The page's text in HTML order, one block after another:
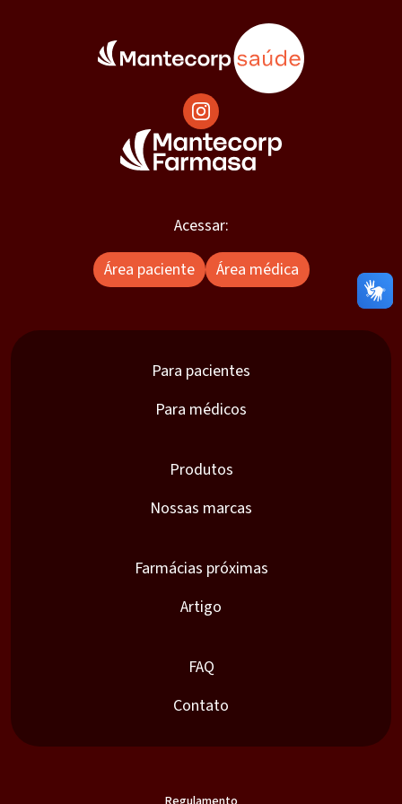
Acessar:
Área paciente
Área médica
Para pacientes
Para médicos
Produtos
Nossas marcas
Farmácias próximas
Artigo
FAQ
Contato